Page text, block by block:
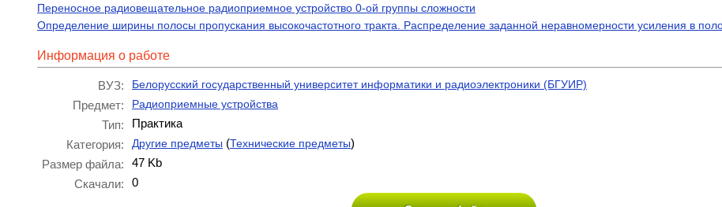
Переносное радиовещательное радиоприемное устройство 0-ой группы сложности
Определение ширины полосы пропускания высокочастотного тракта. Распределение заданной неравномерности усиления в
Информация о работе
ВУЗ: Белорусский государственный университет информатики и радиоэлектроники (БГУИР)
Предмет: Радиоприемные устройства
Тип:
Практика
Категория:
Другие предметы (Технические предметы)
Размер файла:
47 Kb
Скачали:
0